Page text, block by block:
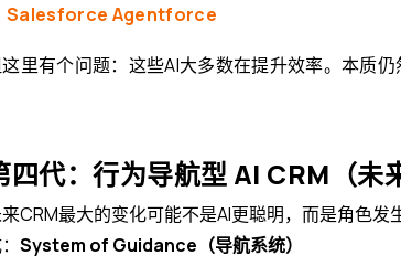
Salesforce Agentforce
里有个问题：这些AI大多数在提升效率。本质
四代：行为导航型 AI CRM（未
CRM最大的变化可能不是AI更聪明，而是角色发
System of Guidance（导航系统）